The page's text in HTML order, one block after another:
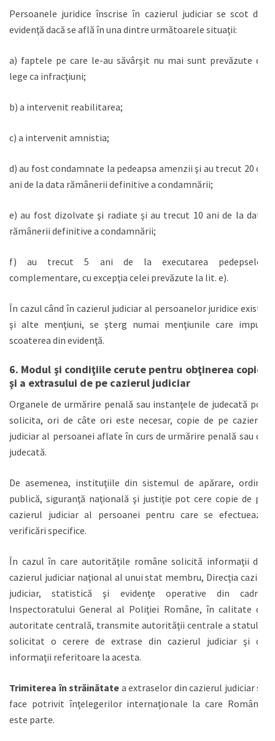
Persoanele juridice înscrise în cazierul judiciar se scot din
evidenţă dacă se află în una dintre următoarele situaţii:
a) faptele pe care le-au săvârşit nu mai sunt prevăzute de
lege ca infracţiuni;
b) a intervenit reabilitarea;
c) a intervenit amnistia;
d) au fost condamnate la pedeapsa amenzii şi au trecut 20 de
ani de la data rămânerii definitive a condamnării;
e) au fost dizolvate şi radiate şi au trecut 10 ani de la data
rămânerii definitive a condamnării;
f) au trecut 5 ani de la executarea pedepselor
complementare, cu excepţia celei prevăzute la lit. e).
În cazul când în cazierul judiciar al persoanelor juridice există
şi alte menţiuni, se şterg numai menţiunile care impun
scoaterea din evidenţă.
6. Modul şi condiţiile cerute pentru obţinerea copiei
şi a extrasului de pe cazierul judiciar
Organele de urmărire penală sau instanţele de judecată pot
solicita, ori de câte ori este necesar, copie de pe cazierul
judiciar al persoanei aflate în curs de urmărire penală sau de
judecată.
De asemenea, instituţiile din sistemul de apărare, ordine
publică, siguranţă naţională şi justiţie pot cere copie de pe
cazierul judiciar al persoanei pentru care se efectuează
verificări specifice.
În cazul în care autorităţile române solicită informaţii din
cazierul judiciar naţional al unui stat membru, Direcţia cazier
judiciar, statistică şi evidenţe operative din cadrul
Inspectoratului General al Poliţiei Române, în calitate de
autoritate centrală, transmite autorităţii centrale a statului
solicitat o cerere de extrase din cazierul judiciar şi de
informaţii referitoare la acesta.
Trimiterea în străinătate a extraselor din cazierul judiciar se
face potrivit înţelegerilor internaţionale la care România
este parte.